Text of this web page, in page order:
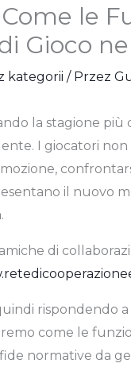
le
Gioco
kategorii / Przez
la stagione
I giocatori
il nuovo
di
rispondendo
come le
normative da